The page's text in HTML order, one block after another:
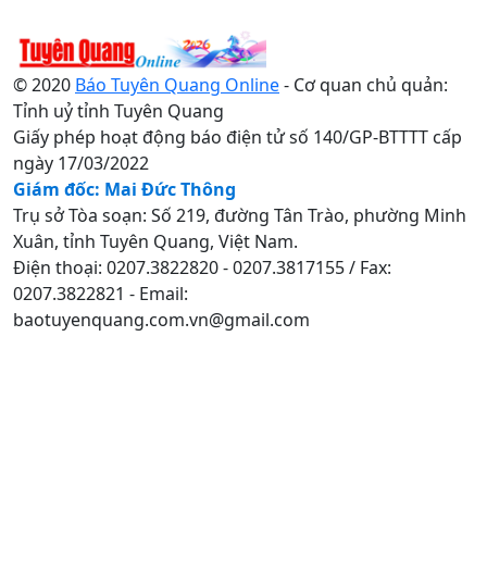
© 2020 Báo Tuyên Quang Online- Cơ quan chủ quản:
Tỉnh uỷ tỉnh Tuyên Quang
Giấy phép hoạt động báo điện tử số 140/GP-BTTTT cấp
ngày 17/03/2022
Giám đốc: Mai Đức Thông
Trụ sở Tòa soạn: Số 219, đường Tân Trào, phường Minh
Xuân, tỉnh Tuyên Quang, Việt Nam.
Điện thoại: 0207.3822820 - 0207.3817155 / Fax:
0207.3822821 - Email:
baotuyenquang.com.vn@gmail.com